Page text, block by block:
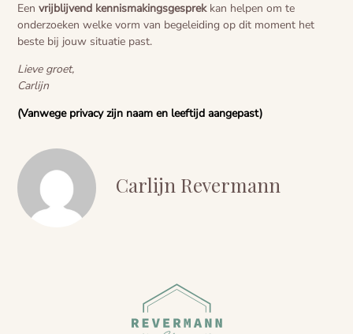
Eenvrijblijvend kennismakingsgesprekkan helpen om te
onderzoeken welke vorm van begeleiding op dit moment het
beste bij jouw situatie past.
Lieve groet,
Carlijn
(Vanwege privacy zijn naam en leeftijd aangepast)
Carlijn Revermann